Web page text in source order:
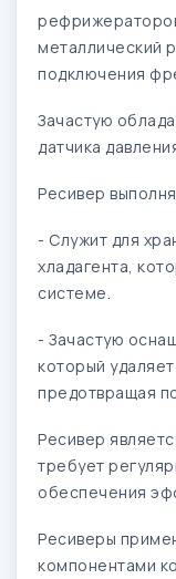
металлический
подключения
Зачастую
датчика
Ресивер
- Служит для
хладагента,
системе.
- Зачастую
который
предотвращая
Ресивер
требует
обеспечения
Ресиверы
компонентами